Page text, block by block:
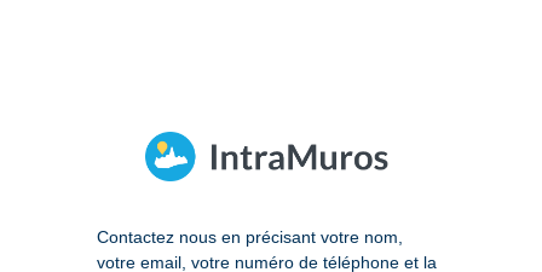
Contactez nous en précisant votre nom,
votre email, votre numéro de téléphone et la